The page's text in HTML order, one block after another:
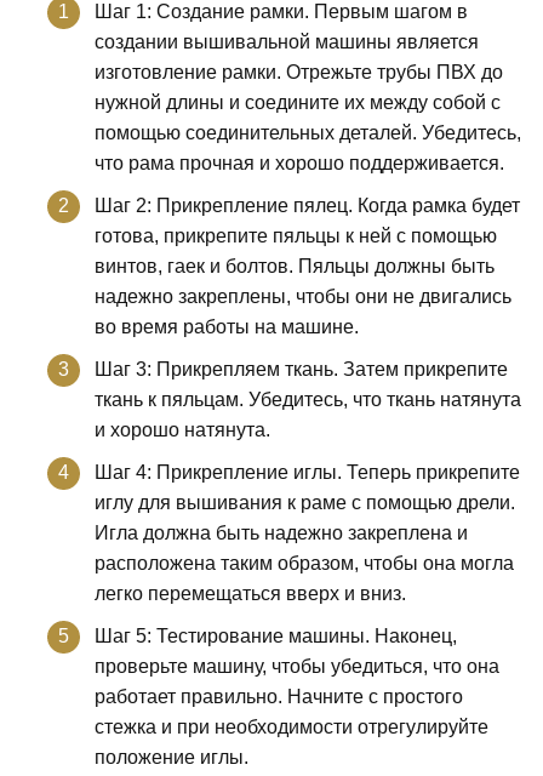
Шаг 1: Создание рамки. Первым шагом в
создании вышивальной машины является
изготовление рамки. Отрежьте трубы ПВХ до
нужной длины и соедините их между собой с
помощью соединительных деталей. Убедитесь,
что рама прочная и хорошо поддерживается.
Шаг 2: Прикрепление пялец. Когда рамка будет
готова, прикрепите пяльцы к ней с помощью
винтов, гаек и болтов. Пяльцы должны быть
надежно закреплены, чтобы они не двигались
во время работы на машине.
Шаг 3: Прикрепляем ткань. Затем прикрепите
ткань к пяльцам. Убедитесь, что ткань натянута
и хорошо натянута.
Шаг 4: Прикрепление иглы. Теперь прикрепите
иглу для вышивания к раме с помощью дрели.
Игла должна быть надежно закреплена и
расположена таким образом, чтобы она могла
легко перемещаться вверх и вниз.
Шаг 5: Тестирование машины. Наконец,
проверьте машину, чтобы убедиться, что она
работает правильно. Начните с простого
стежка и при необходимости отрегулируйте
положение иглы.